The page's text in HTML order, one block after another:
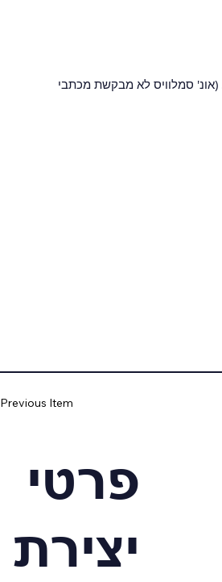
(אונ' סמלוויס לא מבקשת מכתבי
Previous Item
פרטי
יצירת